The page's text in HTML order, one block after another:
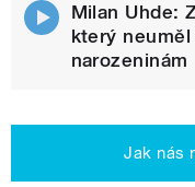
Milan Uhde:
který
narozeninám
Jak nás